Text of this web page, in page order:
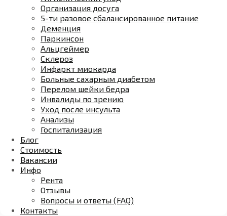
Организация досуга
5-ти разовое сбалансированное питание
Деменция
Паркинсон
Альцгеймер
Склероз
Инфаркт миокарда
Больные сахарным диабетом
Перелом шейки бедра
Инвалиды по зрению
Уход после инсульта
Анализы
Госпитализация
Блог
Стоимость
Вакансии
Инфо
Рента
Отзывы
Вопросы и ответы (FAQ)
Контакты